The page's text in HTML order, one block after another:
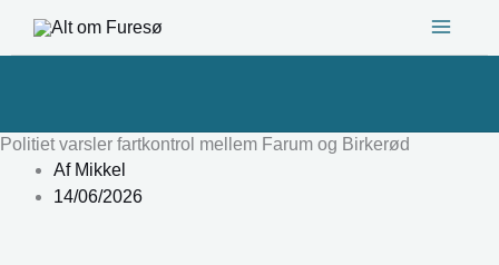
Politiet varsler fartkontrol mellem Farum og Birkerød
AfMikkel
14/06/2026